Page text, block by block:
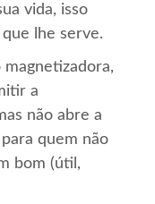
vida, isso
lhe serve.
a
não abre a
quem não
bom (útil,